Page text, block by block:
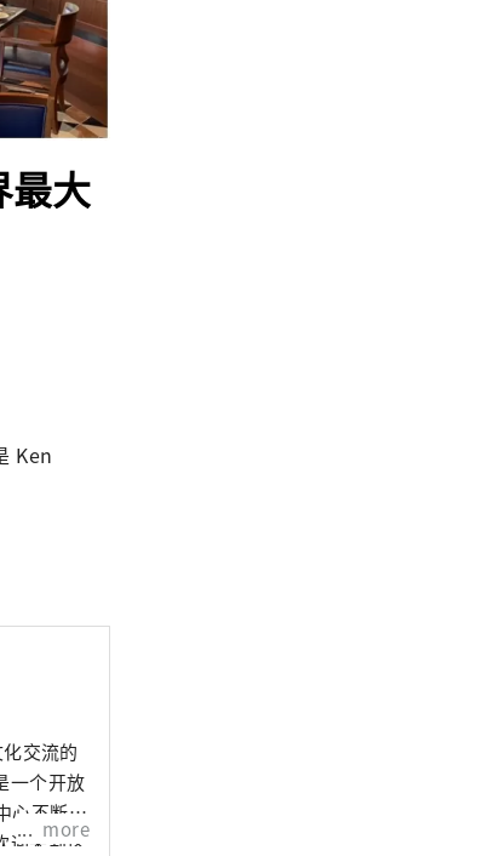
最大
Ken
交流的
一个开放
心不断变
迎来到这
more